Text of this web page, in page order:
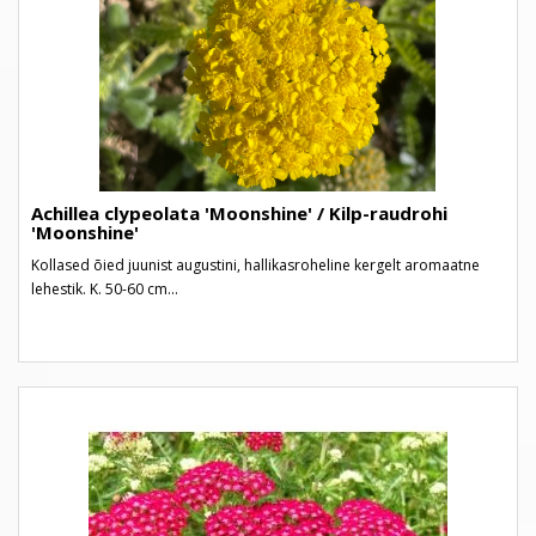
Achillea clypeolata 'Moonshine' / Kilp-raudrohi
'Moonshine'
Kollased õied juunist augustini, hallikasroheline kergelt aromaatne
lehestik. K. 50-60 cm...